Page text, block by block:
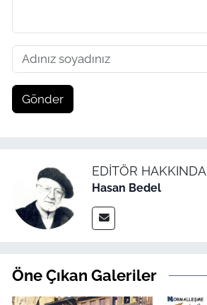
Gönder
EDITÖR HAKKINDA
Hasan Bedel
Öne Çıkan Galeriler